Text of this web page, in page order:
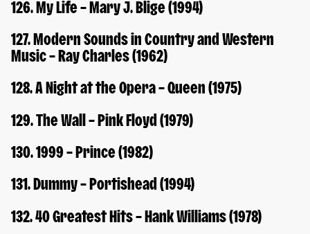
126. My Life – Mary J. Blige (1994)
127. Modern Sounds in Country and Western
Music – Ray Charles (1962)
128. A Night at the Opera – Queen (1975)
129. The Wall – Pink Floyd (1979)
130. 1999 – Prince (1982)
131. Dummy – Portishead (1994)
132. 40 Greatest Hits – Hank Williams (1978)